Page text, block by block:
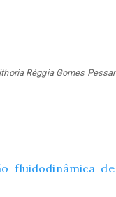
Réggia Gomes
fluidodinâmica